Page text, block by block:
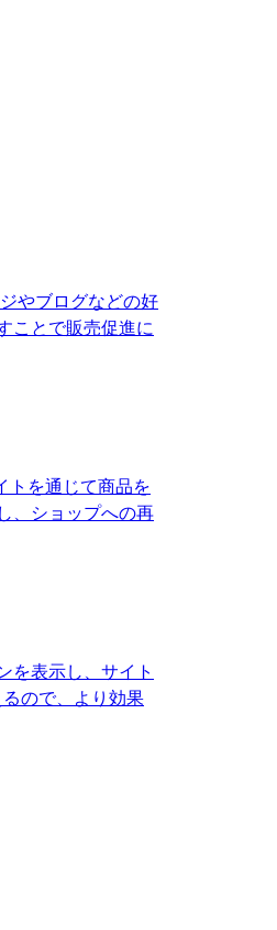
やブログなどの好
ことで販売促進に
トを通じて商品を
、ショップへの再
を表示し、サイト
ので、より効果